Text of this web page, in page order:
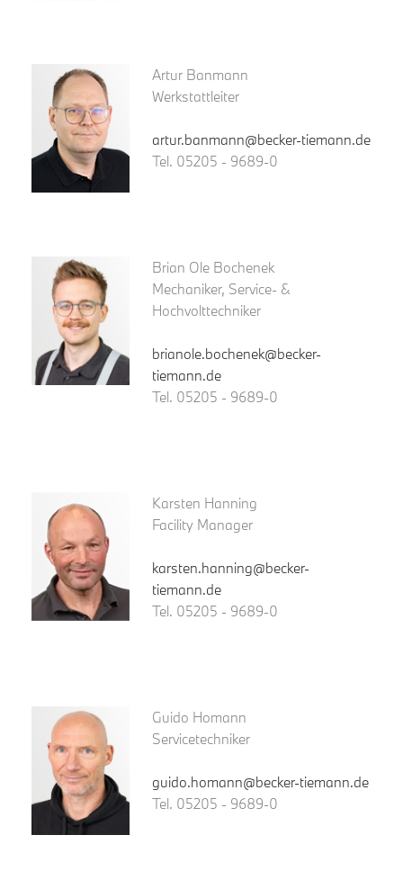
Artur Banmann
Werkstattleiter
artur.banmann@becker-tiemann.de
Tel. 05205 - 9689-0
Brian Ole Bochenek
Mechaniker, Service- &
Hochvolttechniker
brianole.bochenek@becker-
tiemann.de
Tel. 05205 - 9689-0
Karsten Hanning
Facility Manager
karsten.hanning@becker-
tiemann.de
Tel. 05205 - 9689-0
Guido Homann
Servicetechniker
guido.homann@becker-tiemann.de
Tel. 05205 - 9689-0